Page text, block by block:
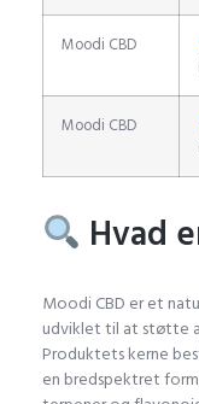
Moodi CBD
Moodi CBD
Hvad
Moodi CBD er et
udviklet til at støtte
Produktets kerne
en bredspektret